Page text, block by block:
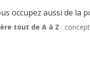
occupez aussi de la
tout de A à Z :